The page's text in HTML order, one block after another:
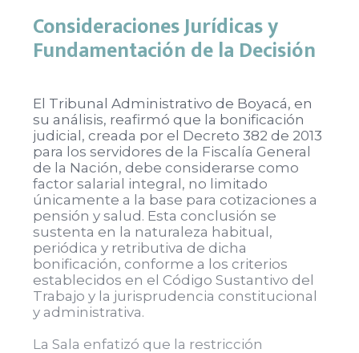
Consideraciones Jurídicas y
Fundamentación de la Decisión
El Tribunal Administrativo de Boyacá, en
su análisis, reafirmó que la bonificación
judicial, creada por el Decreto 382 de 2013
para los servidores de la Fiscalía General
de la Nación, debe considerarse como
factor salarial integral, no limitado
únicamente a la base para cotizaciones a
pensión y salud. Esta conclusión se
sustenta en la naturaleza habitual,
periódica y retributiva de dicha
bonificación, conforme a los criterios
establecidos en el Código Sustantivo del
Trabajo y la jurisprudencia constitucional
y administrativa.
La Sala enfatizó que la restricción